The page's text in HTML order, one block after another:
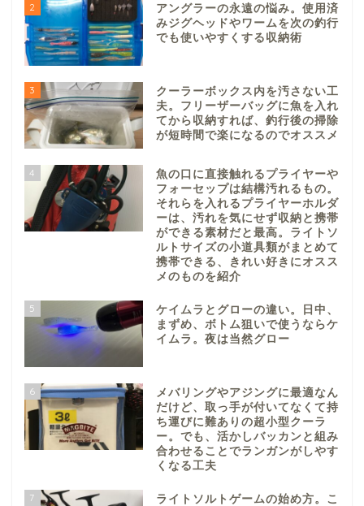
2
アングラーの永遠の悩み。使用済
みジグヘッドやワームを次の釣行
でも使いやすくする収納術
3
クーラーボックス内を汚さない工
夫。フリーザーバッグに魚を入れ
てから収納すれば、釣行後の掃除
が短時間で楽になるのでオススメ
4
魚の口に直接触れるプライヤーや
フォーセップは結構汚れるもの。
それらを入れるプライヤーホルダ
ーは、汚れを気にせず収納と携帯
ができる素材だと最高。ライトソ
ルトサイズの小道具類がまとめて
携帯できる、きれい好きにオスス
メのものを紹介
5
ケイムラとグローの違い。日中、
まずめ、ボトム狙いで使うならケ
イムラ。夜は当然グロー
6
メバリングやアジングに最適なん
だけど、取っ手が付いてなくて持
ち運びに難ありの超小型クーラ
ー。でも、活かしバッカンと組み
合わせることでランガンがしやす
くなる工夫
7
ライトソルトゲームの始め方。こ